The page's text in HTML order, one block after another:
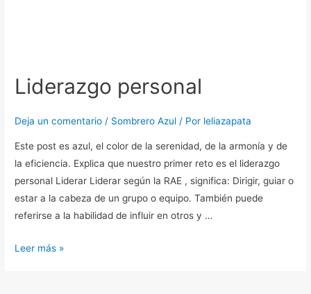
Liderazgo personal
Deja un comentario / Sombrero Azul / Por leliazapata
Este post es azul, el color de la serenidad, de la armonía y de
la eficiencia. Explica que nuestro primer reto es el liderazgo
personal Liderar Liderar según la RAE , significa: Dirigir, guiar o
estar a la cabeza de un grupo o equipo. También puede
referirse a la habilidad de influir en otros y …
Leer más »